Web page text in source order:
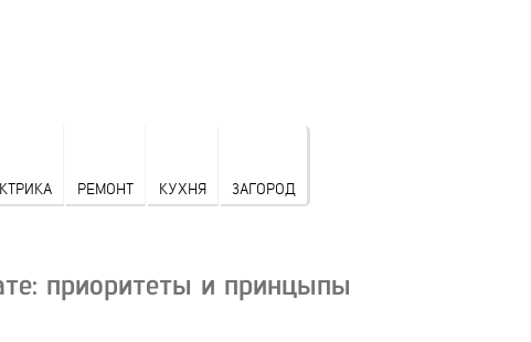
РЕМОНТ КУХНЯ ЗАГОРОД
приоритеты и принцыпы